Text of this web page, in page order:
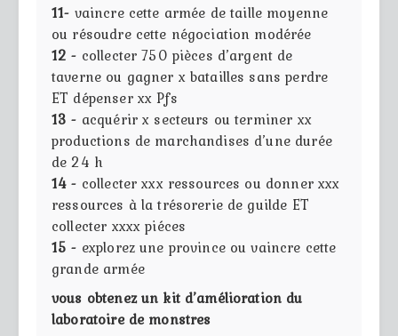
11- vaincre cette armée de taille moyenne
ou résoudre cette négociation modérée
12 - collecter 750 pièces d’argent de
taverne ou gagner x batailles sans perdre
ET dépenser xx Pfs
13 - acquérir x secteurs ou terminer xx
productions de marchandises d’une durée
de 24 h
14 - collecter xxx ressources ou donner xxx
ressources à la trésorerie de guilde ET
collecter xxxx piéces
15 - explorez une province ou vaincre cette
grande armée
vous obtenez un kit d’amélioration du
laboratoire de monstres